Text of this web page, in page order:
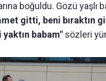
boğuldu. Gözü yaşlı
gitti, beni bıraktın
babam" sözleri